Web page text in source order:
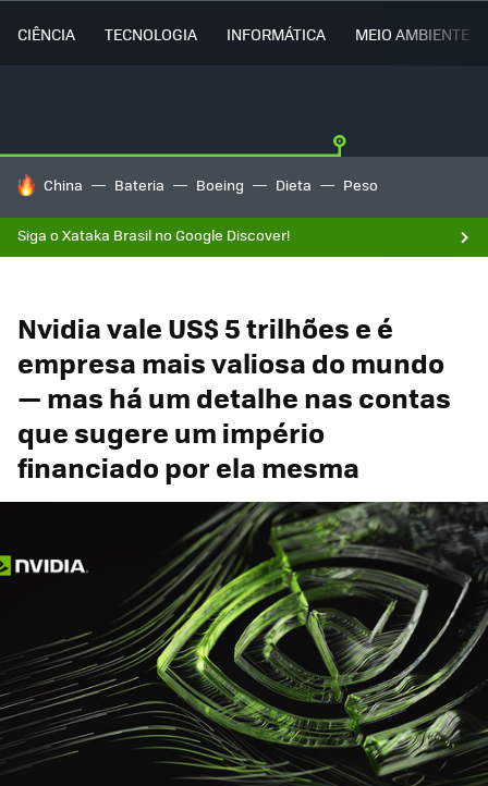
CIÊNCIA TECNOLOGIA INFORMÁTICA MEIO AMBIENTE
TENDÊNCIAS DO DIA
China Bateria Boeing Dieta Peso
Siga o Xataka Brasil no Google Discover!
Nvidia vale US$ 5 trilhões e é
empresa mais valiosa do mundo
— mas há um detalhe nas contas
que sugere um império
financiado por ela mesma